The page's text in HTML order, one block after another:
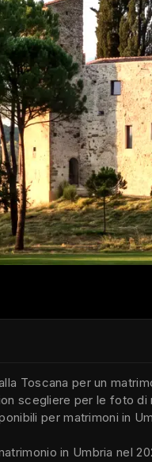
Toscana per un
scegliere per le foto di
per matrimoni in
in Umbria nel